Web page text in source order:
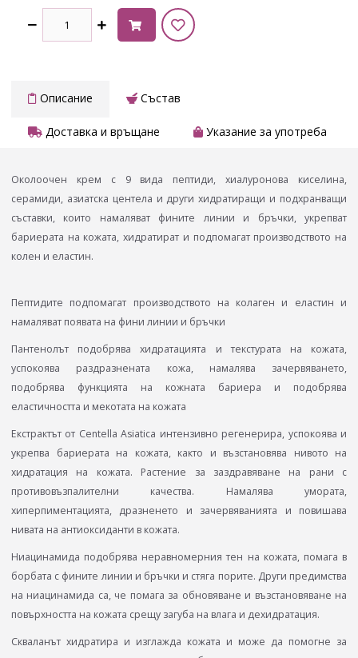
Описание Състав
Доставка и връщане Указание за употреба
Околоочен крем с 9 вида пептиди, хиалуронова киселина,
серамиди, азиатска центела и други хидратиращи и подхранващи
съставки, които намаляват фините линии и бръчки, укрепват
бариерата на кожата, хидратират и подпомагат производството на
колен и еластин.
Пептидите подпомагат производството на колаген и еластин и
намаляват появата на фини линии и бръчки
Пантенолът подобрява хидратацията и текстурата на кожата,
успокоява раздразнената кожа, намалява зачервяването,
подобрява функцията на кожната бариера и подобрява
еластичността и мекотата на кожата
Екстрактът от Centella Asiatica интензивно регенерира, успокоява и
укрепва бариерата на кожата, както и възстановява нивото на
хидратация на кожата. Растение за заздравяване на рани с
противовъзпалителни качества. Намалява умората,
хиперпиментацията, дразненето и зачервяванията и повишава
нивата на антиоксиданти в кожата.
Ниацинамида подобрява неравномерния тен на кожата, помага в
борбата с фините линии и бръчки и стяга порите. Други предимства
на ниацинамида са, че помага за обновяване и възстановяване на
повърхността на кожата срещу загуба на влага и дехидратация.
Скваланът хидратира и изглажда кожата и може да помогне за